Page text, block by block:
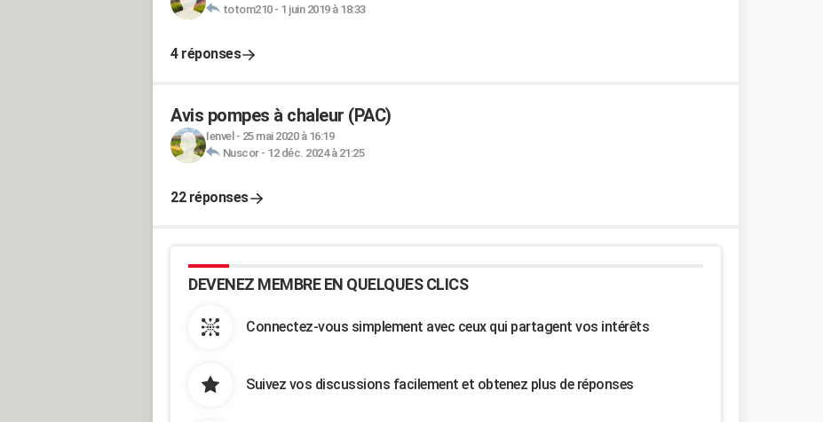
totom210- 1 juin 2019 à 18:33
4 réponses
Avis pompes à chaleur (PAC)
Ienvel - 25 mai 2020 à 16:19
Nuscor- 12 déc. 2024 à 21:25
22 réponses
DEVENEZ MEMBRE EN QUELQUES CLICS
Connectez-vous simplement avec ceux qui partagent vos intérêts
Suivez vos discussions facilement et obtenez plus de réponses